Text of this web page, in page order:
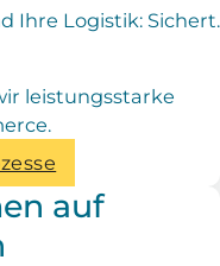
Ihre Logistik: Sichert.
leistungsstarke
auf